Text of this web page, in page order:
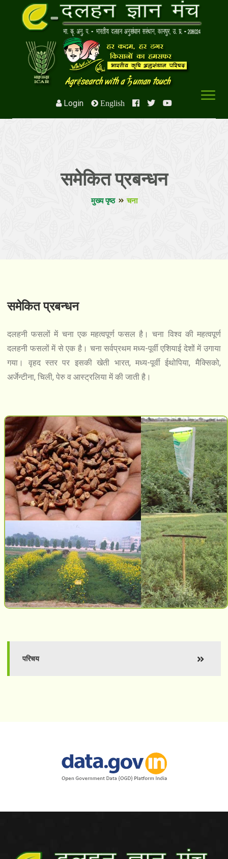
Login English
समेकित प्रबन्धन
मुख्य पृष्ठ चना
समेकित प्रबन्धन
दलहनी फसलों में चना एक महत्वपूर्ण फसल है। चना विश्व की महत्वपूर्ण
दलहनी फसलों में से एक है। चना सर्वप्रथम मध्य-पूर्वी एशियाई देशों में उगाया
गया। वृहद स्तर पर इसकी खेती भारत, मध्य-पूर्वी ईथोपिया, मैक्सिको,
अर्जेन्टीना, चिली, पेरु व आस्ट्रलिया में की जाती है।
परिचय